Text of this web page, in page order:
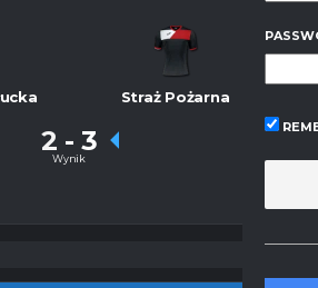
Straż Pożarna
2 - 3
Wynik